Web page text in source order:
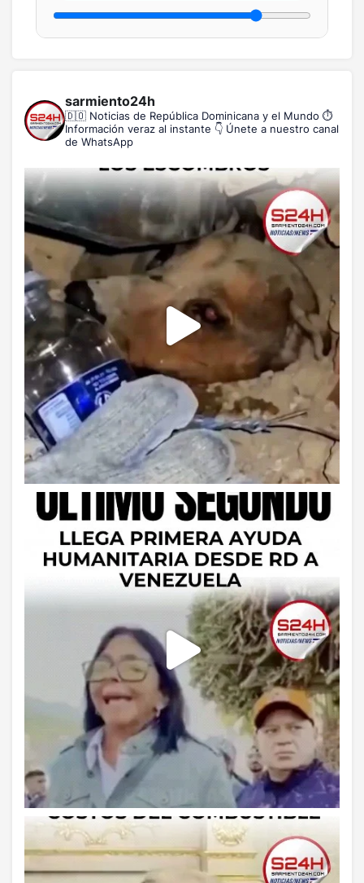
sarmiento24h
🇩🇴 Noticias de República Dominicana y el Mundo ⏱️
Información veraz al instante 👇 Únete a nuestro canal
de WhatsApp